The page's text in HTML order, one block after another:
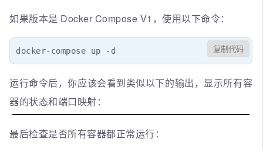
如果版本是 Docker Compose V1，使用以下命令：
docker-compose up -d 复制代码
运行命令后，你应该会看到类似以下的输出，显示所有容
器的状态和端口映射：
最后检查是否所有容器都正常运行：